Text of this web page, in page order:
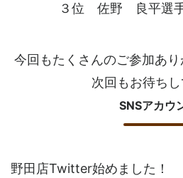
３位 佐野 良平選
今回もたくさんのご参加あ
次回もお待ち
SNSアカウ
野田店Twitter始めました！